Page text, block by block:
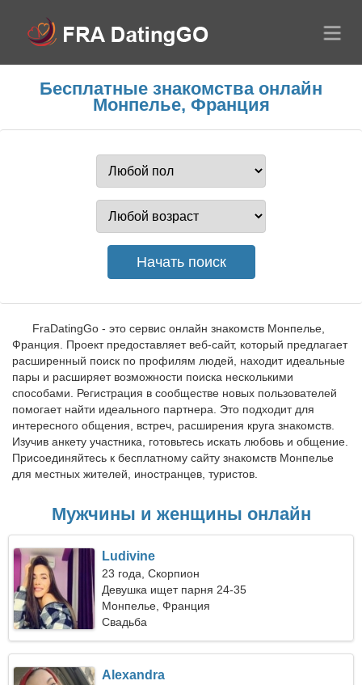
Бесплатные знакомства онлайн
Монпелье, Франция
FraDatingGo - это сервис онлайн знакомств Монпелье,
Франция. Проект предоставляет веб-сайт, который предлагает
расширенный поиск по профилям людей, находит идеальные
пары и расширяет возможности поиска несколькими
способами. Регистрация в сообществе новых пользователей
помогает найти идеального партнера. Это подходит для
интересного общения, встреч, расширения круга знакомств.
Изучив анкету участника, готовьтесь искать любовь и общение.
Присоединяйтесь к бесплатному сайту знакомств Монпелье
для местных жителей, иностранцев, туристов.
Мужчины и женщины онлайн
Ludivine
23 года, Скорпион
Девушка ищет парня 24-35
Монпелье, Франция
Свадьба
Alexandra